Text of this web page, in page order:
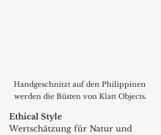
Handgeschnitzt auf den Philippinen
werden die Büsten von Klatt Objects.
Ethical Style
Wertschätzung für Natur und